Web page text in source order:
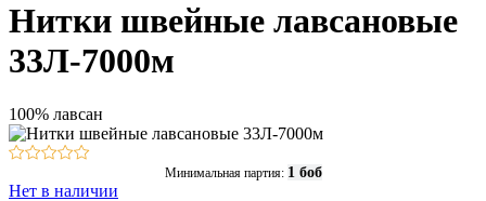
Нитки швейные лавсановые
33Л-7000м
100% лавсан
Минимальная партия: 1 боб
Нет в наличии